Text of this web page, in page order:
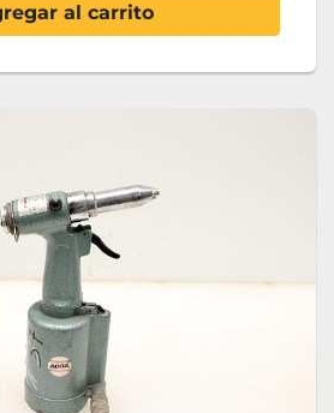
al carrito